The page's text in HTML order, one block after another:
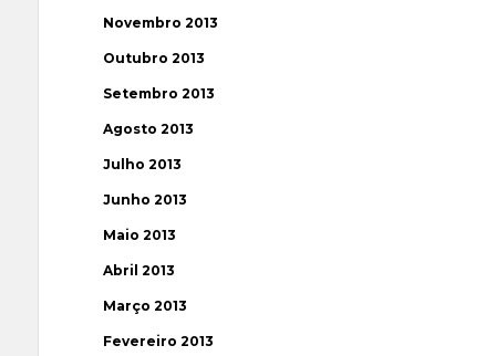
Novembro 2013
Outubro 2013
Setembro 2013
Agosto 2013
Julho 2013
Junho 2013
Maio 2013
Abril 2013
Março 2013
Fevereiro 2013